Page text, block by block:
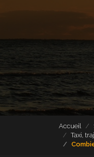
Accueil
Taxi,